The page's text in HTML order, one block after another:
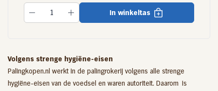
In winkeltas
Volgens strenge hygiëne-eisen
Palingkopen.nl werkt in de palingrokerij volgens alle strenge
hygiëne-eisen van de voedsel en waren autoriteit. Daarom is